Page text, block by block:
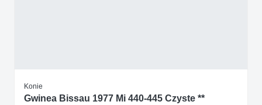
Konie
Gwinea Bissau 1977 Mi 440-445 Czyste **